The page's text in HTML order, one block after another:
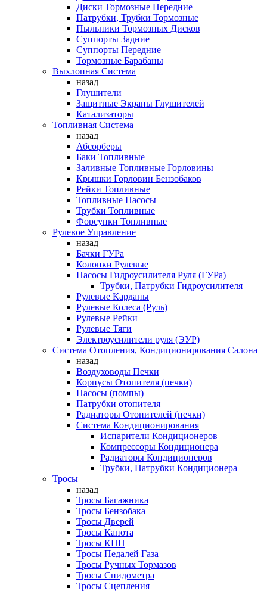
Диски Тормозные Передние
Патрубки, Трубки Тормозные
Пыльники Тормозных Дисков
Суппорты Задние
Суппорты Передние
Тормозные Барабаны
Выхлопная Система
назад
Глушители
Защитные Экраны Глушителей
Катализаторы
Топливная Система
назад
Абсорберы
Баки Топливные
Заливные Топливные Горловины
Крышки Горловин Бензобаков
Рейки Топливные
Топливные Насосы
Трубки Топливные
Форсунки Топливные
Рулевое Управление
назад
Бачки ГУРа
Колонки Рулевые
Насосы Гидроусилителя Руля (ГУРа)
Трубки, Патрубки Гидроусилителя
Рулевые Карданы
Рулевые Колеса (Руль)
Рулевые Рейки
Рулевые Тяги
Электроусилители руля (ЭУР)
Система Отопления, Кондиционирования Салона
назад
Воздуховоды Печки
Корпусы Отопителя (печки)
Насосы (помпы)
Патрубки отопителя
Радиаторы Отопителей (печки)
Система Кондиционирования
Испарители Кондиционеров
Компрессоры Кондиционера
Радиаторы Кондиционеров
Трубки, Патрубки Кондиционера
Тросы
назад
Тросы Багажника
Тросы Бензобака
Тросы Дверей
Тросы Капота
Тросы КПП
Тросы Педалей Газа
Тросы Ручных Тормазов
Тросы Спидометра
Тросы Сцепления